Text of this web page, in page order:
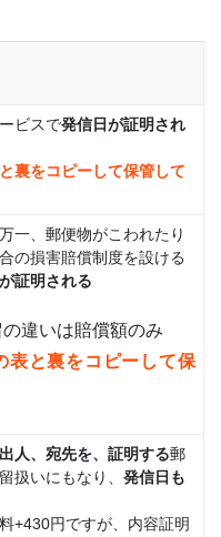
ビスで発信日が証明され
裏をコピーして保管して
一、郵便物がこわれたり
の損害賠償制度を設ける
証明される
違いは賠償額のみ
と裏をコピーして保
人、宛先を、証明する郵
扱いにもなり、 発信日も
+430円ですが、内容証明